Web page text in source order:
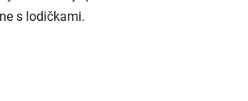
s lodičkami.